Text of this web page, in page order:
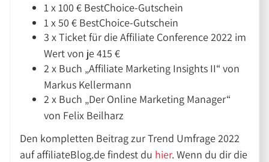
1 x 100 € BestChoice-Gutschein
1 x 50 € BestChoice-Gutschein
3 x Ticket für die Affiliate Conference 2022 im
Wert von je 415 €
2 x Buch „Affiliate Marketing Insights II“ von
Markus Kellermann
2 x Buch „Der Online Marketing Manager“
von Felix Beilharz
Den kompletten Beitrag zur Trend Umfrage 2022
auf affiliateBlog.de findest du hier. Wenn du dir die